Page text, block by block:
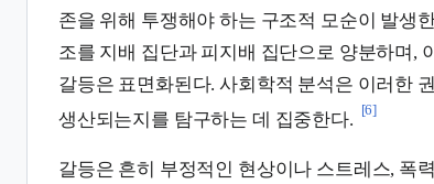
존을 위해 투쟁해야 하는 구조적 모순이 발생
조를 지배 집단과 피지배 집단으로 양분하며,
갈등은 표면화된다. 사회학적 분석은 이러한
생산되는지를 탐구하는 데 집중한다.
[6]
갈등은 흔히 부정적인 현상이나 스트레스, 폭